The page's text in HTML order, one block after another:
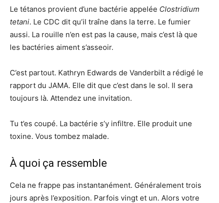
Le tétanos provient d’une bactérie appelée Clostridium
tetani. Le CDC dit qu’il traîne dans la terre. Le fumier
aussi. La rouille n’en est pas la cause, mais c’est là que
les bactéries aiment s’asseoir.
C’est partout. Kathryn Edwards de Vanderbilt a rédigé le
rapport du JAMA. Elle dit que c’est dans le sol. Il sera
toujours là. Attendez une invitation.
Tu t’es coupé. La bactérie s’y infiltre. Elle produit une
toxine. Vous tombez malade.
À quoi ça ressemble
Cela ne frappe pas instantanément. Généralement trois
jours après l’exposition. Parfois vingt et un. Alors votre